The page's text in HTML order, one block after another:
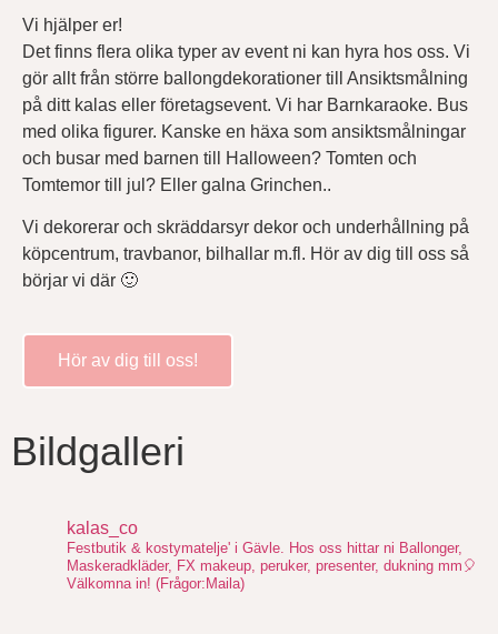
Vi hjälper er!
Det finns flera olika typer av event ni kan hyra hos oss. Vi
gör allt från större ballongdekorationer till Ansiktsmålning
på ditt kalas eller företagsevent. Vi har Barnkaraoke. Bus
med olika figurer. Kanske en häxa som ansiktsmålningar
och busar med barnen till Halloween? Tomten och
Tomtemor till jul? Eller galna Grinchen..
Vi dekorerar och skräddarsyr dekor och underhållning på
köpcentrum, travbanor, bilhallar m.fl. Hör av dig till oss så
börjar vi där 🙂
Hör av dig till oss!
Bildgalleri
kalas_co
Festbutik & kostymatelje' i Gävle. Hos oss hittar ni Ballonger,
Maskeradkläder, FX makeup, peruker, presenter, dukning mm🎈
Välkomna in! (Frågor:Maila)